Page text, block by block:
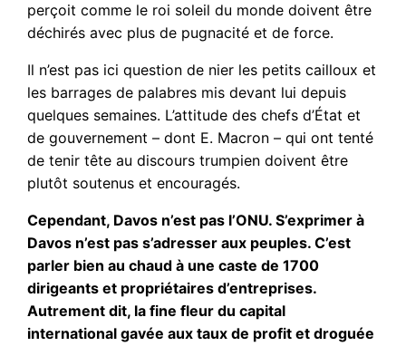
perçoit comme le roi soleil du monde doivent être
déchirés avec plus de pugnacité et de force.
Il n’est pas ici question de nier les petits cailloux et
les barrages de palabres mis devant lui depuis
quelques semaines. L’attitude des chefs d’État et
de gouvernement – dont E. Macron – qui ont tenté
de tenir tête au discours trumpien doivent être
plutôt soutenus et encouragés.
Cependant, Davos n’est pas l’ONU. S’exprimer à
Davos n’est pas s’adresser aux peuples. C’est
parler bien au chaud à une caste de 1700
dirigeants et propriétaires d’entreprises.
Autrement dit, la fine fleur du capital
international gavée aux taux de profit et droguée